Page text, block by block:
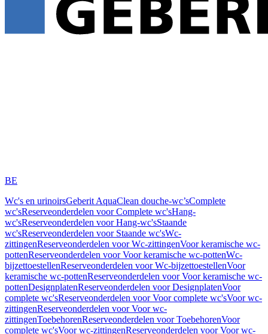
BE
Wc's en urinoirsGeberit AquaClean douche-wc’sComplete
wc'sReserveonderdelen voor Complete wc'sHang-
wc'sReserveonderdelen voor Hang-wc'sStaande
wc'sReserveonderdelen voor Staande wc'sWc-
zittingenReserveonderdelen voor Wc-zittingenVoor keramische wc-
pottenReserveonderdelen voor Voor keramische wc-pottenWc-
bijzettoestellenReserveonderdelen voor Wc-bijzettoestellenVoor
keramische wc-pottenReserveonderdelen voor Voor keramische wc-
pottenDesignplatenReserveonderdelen voor DesignplatenVoor
complete wc'sReserveonderdelen voor Voor complete wc'sVoor wc-
zittingenReserveonderdelen voor Voor wc-
zittingenToebehorenReserveonderdelen voor ToebehorenVoor
complete wc'sVoor wc-zittingenReserveonderdelen voor Voor wc-